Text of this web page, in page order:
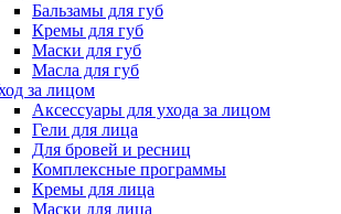
Бальзамы для губ
Кремы для губ
Маски для губ
Масла для губ
за лицом
Аксессуары для ухода за лицом
Гели для лица
Для бровей и ресниц
Комплексные программы
Кремы для лица
Маски для лица